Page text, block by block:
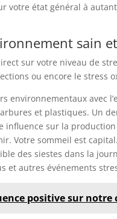
votre état général à
sain
sur votre niveau de
ou encore le
environnementaux avec
et plastiques. Un
sur la
Votre sommeil est
des siestes dans la
et autres événements
positive sur notre